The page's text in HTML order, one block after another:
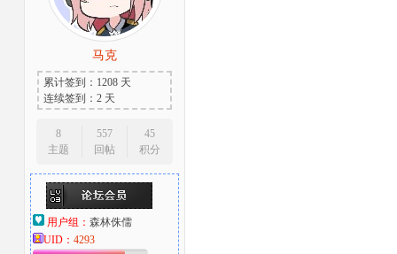
马克
累计签到：1208 天
连续签到：2 天
8
主题
557
回帖
45
积分
用户组： 森林侏儒
UID： 4293